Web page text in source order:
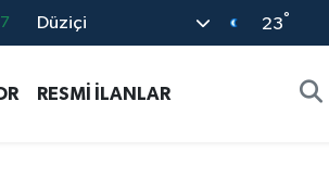
Düziçi 23°
RESMİ İLANLAR